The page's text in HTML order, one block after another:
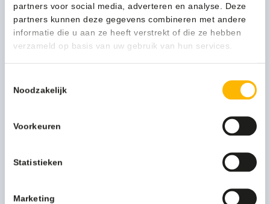
partners voor social media, adverteren en analyse. Deze
partners kunnen deze gegevens combineren met andere
informatie die u aan ze heeft verstrekt of die ze hebben
verzameld op basis van uw gebruik van hun services.
Noodzakelijk
Voorkeuren
Statistieken
Marketing
Meer productinformatie
Gewicht (kg) 23,6 kg
Verpakkingseenheid Per stuk
Model
Artikel materiaal 1
Artikel hoogte mm